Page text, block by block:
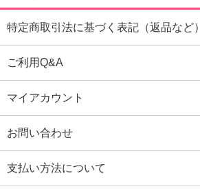
特定商取引法に基づく表記（返品など）
ご利用Q&A
マイアカウント
お問い合わせ
支払い方法について